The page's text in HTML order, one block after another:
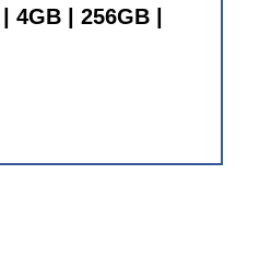
mang đến cho người dùng.
nhu cầu học tập, làm
| 256GB |